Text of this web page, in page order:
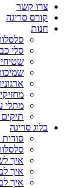
צרו קשר
קורס סריגה
חנות
סלי
מתלי
תיקים
בלוג סריגה
איך
איך
איך